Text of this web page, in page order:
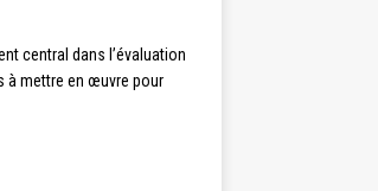
central dans l’évaluation
à mettre en œuvre pour